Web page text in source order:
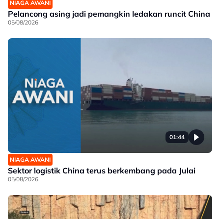
NIAGA AWANI
Pelancong asing jadi pemangkin ledakan runcit China
05/08/2026
01:44
NIAGA AWANI
Sektor logistik China terus berkembang pada Julai
05/08/2026